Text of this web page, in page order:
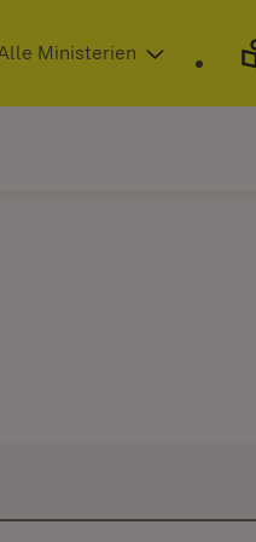
neuem Fenster)
Ministerien